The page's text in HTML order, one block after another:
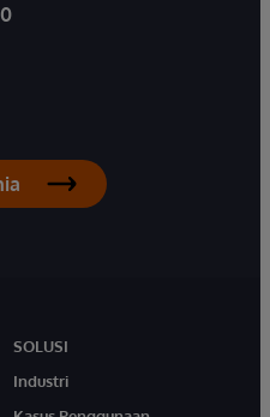
SOLUSI
Industri